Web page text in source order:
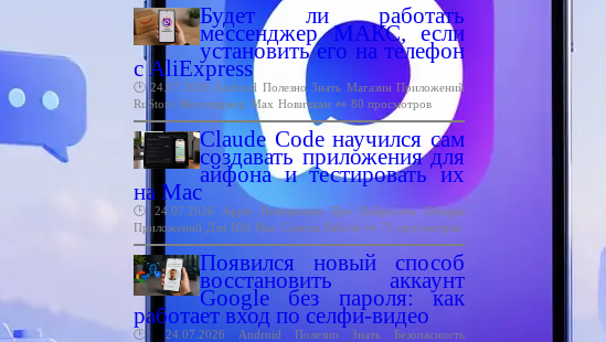
Будет ли работать
мессенджер МАКС, если
установить его на телефон
с AliExpress
🕑 24.07.2026 Android Полезно Знать Магазин Приложений
RuStore Мессенджер Max Новичкам 👀 80 просмотров
Claude Code научился сам
создавать приложения для
айфона и тестировать их
на Mac
🕑 24.07.2026 Apple Интересное Про Нейросеть Обзоры
Приложений Для IOS Mac Советы Работе 👀 71 просмотров
Появился новый способ
восстановить аккаунт
Google без пароля: как
работает вход по селфи-видео
🕑 24.07.2026 Android Полезно Знать
Безопасность